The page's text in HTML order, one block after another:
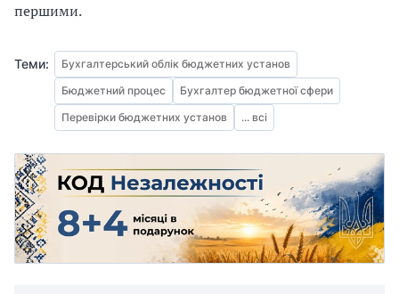
першими.
Теми:
Бухгалтерський облік бюджетних установ
Бюджетний процес
Бухгалтер бюджетної сфери
Перевірки бюджетних установ
... всі